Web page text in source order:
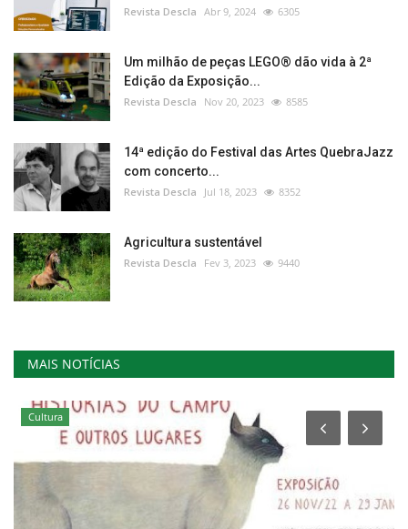
Revista Descla Abr 9, 2024 6305
Um milhão de peças LEGO® dão vida à 2ª
Edição da Exposição...
Revista Descla Nov 20, 2023 8585
14ª edição do Festival das Artes QuebraJazz
com concerto...
Revista Descla Jul 18, 2023 8352
Agricultura sustentável
Revista Descla Fev 3, 2023 9440
MAIS NOTÍCIAS
Cultura